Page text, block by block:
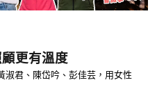
更有溫度
淑君、陳岱吟、彭佳芸，用女性